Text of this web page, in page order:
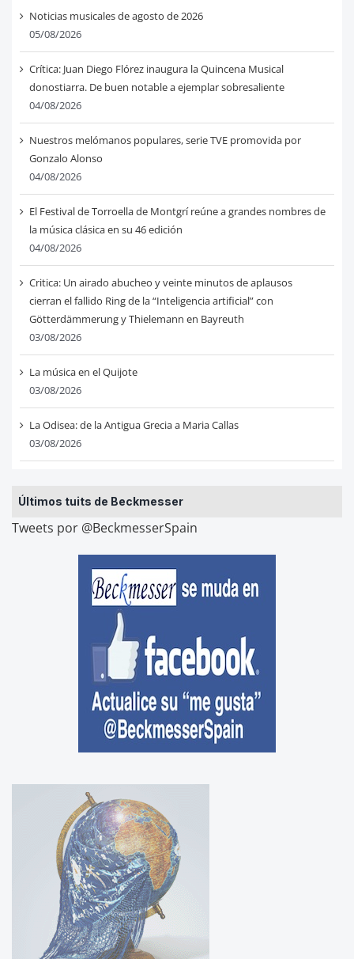
Noticias musicales de agosto de 2026
05/08/2026
Crítica: Juan Diego Flórez inaugura la Quincena Musical
donostiarra. De buen notable a ejemplar sobresaliente
04/08/2026
Nuestros melómanos populares, serie TVE promovida por
Gonzalo Alonso
04/08/2026
El Festival de Torroella de Montgrí reúne a grandes nombres de
la música clásica en su 46 edición
04/08/2026
Critica: Un airado abucheo y veinte minutos de aplausos
cierran el fallido Ring de la “Inteligencia artificial” con
Götterdämmerung y Thielemann en Bayreuth
03/08/2026
La música en el Quijote
03/08/2026
La Odisea: de la Antigua Grecia a Maria Callas
03/08/2026
Últimos tuits de Beckmesser
Tweets por @BeckmesserSpain